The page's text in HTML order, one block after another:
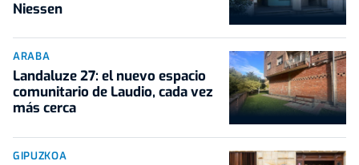
Niessen
ARABA
Landaluze 27: el nuevo espacio
comunitario de Laudio, cada vez
más cerca
GIPUZKOA